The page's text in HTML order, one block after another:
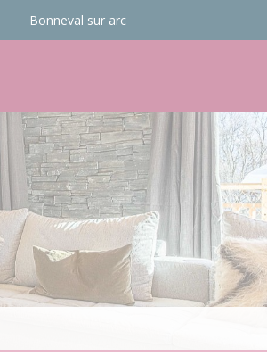
Bonneval sur arc